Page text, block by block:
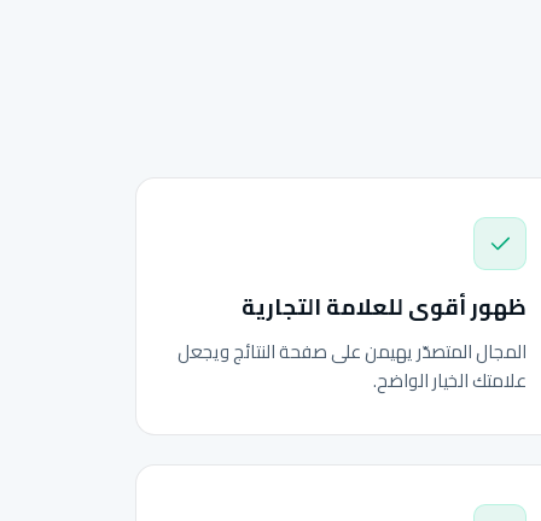
ظهور أقوى للعلامة التجارية
المجال المتصدّر يهيمن على صفحة النتائج ويجعل
علامتك الخيار الواضح.